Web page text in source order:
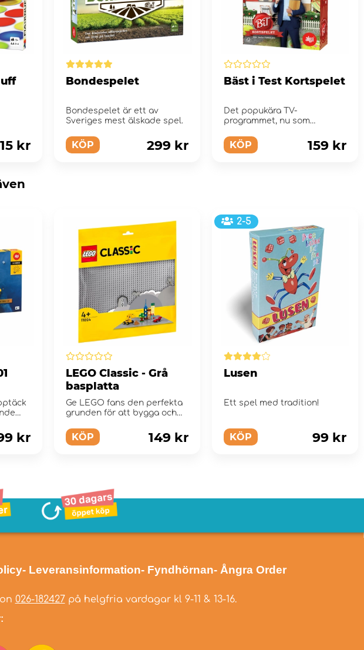
kr
Bondespelet
Bondespelet är ett av
Sveriges mest älskade spel.
KÖP 299 kr
Bäst i Test Kortspelet
Det popukära TV-
programmet, nu som
KÖP 159 kr
kr
LEGO Classic - Grå
basplatta
Ge LEGO fans den perfekta
grunden för att bygga och
skapelser.
KÖP 149 kr
2-5
Lusen
Ett spel med tradition!
KÖP 99 kr
- Leveransinformation- Fyndhörnan- Ångra Order
026-182427på helgfria vardagar kl 9-11 & 13-16.